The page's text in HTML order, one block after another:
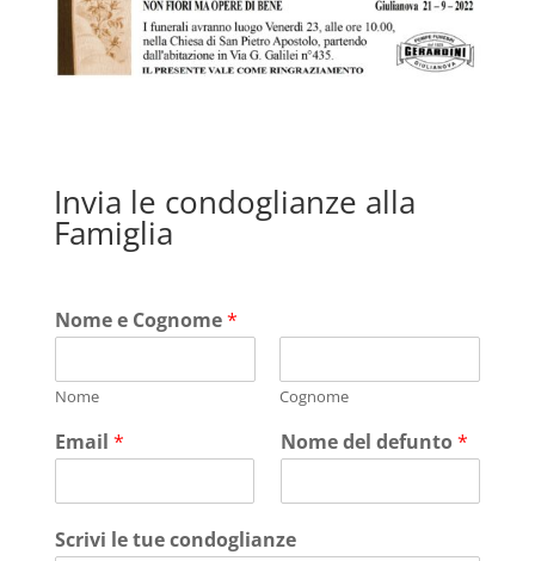
Invia le condoglianze alla
Famiglia
Nome e Cognome*
Nome Cognome
Email * Nome del defunto*
Scrivi le tue condoglianze